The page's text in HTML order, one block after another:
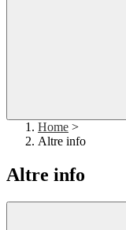
Home >
Altre info
Altre info